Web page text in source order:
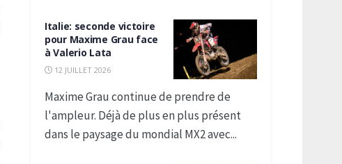
Italie: seconde victoire
pour Maxime Grau face
à Valerio Lata
12 JUILLET 2026
Maxime Grau continue de prendre de
l'ampleur. Déjà de plus en plus présent
dans le paysage du mondial MX2 avec...